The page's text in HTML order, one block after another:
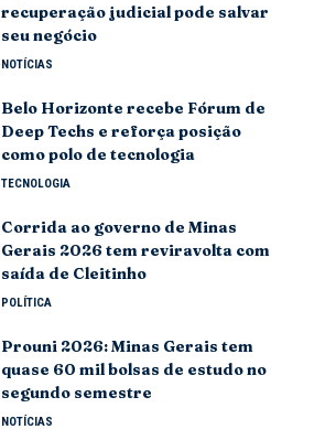
recuperação judicial pode salvar
seu negócio
NOTÍCIAS
Belo Horizonte recebe Fórum de
Deep Techs e reforça posição
como polo de tecnologia
TECNOLOGIA
Corrida ao governo de Minas
Gerais 2026 tem reviravolta com
saída de Cleitinho
POLÍTICA
Prouni 2026: Minas Gerais tem
quase 60 mil bolsas de estudo no
segundo semestre
NOTÍCIAS